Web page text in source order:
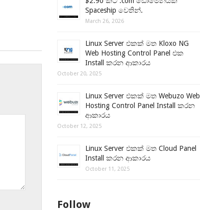
Spaceship වෙතින්.
March 26, 2026
Linux Server එකක් මත Kloxo NG
Web Hosting Control Panel එක
Install කරන ආකාරය
October 20, 2025
Linux Server එකක් මත Webuzo Web
Hosting Control Panel Install කරන
ආකාරය
October 12, 2025
Linux Server එකක් මත Cloud Panel
Install කරන ආකාරය
October 11, 2025
Follow